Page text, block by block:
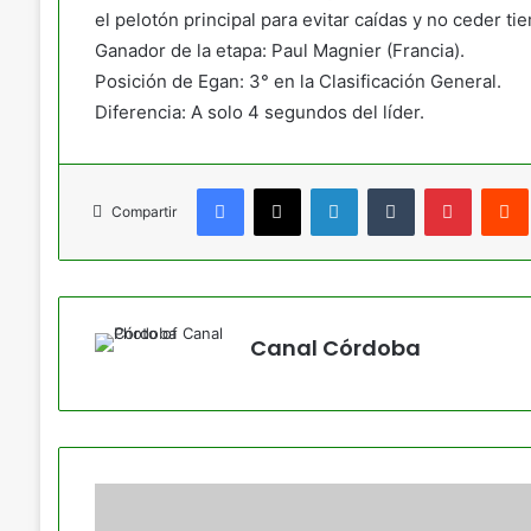
el pelotón principal para evitar caídas y no ceder
Ganador de la etapa: Paul Magnier (Francia).
Posición de Egan: 3° en la Clasificación General.
Diferencia: A solo 4 segundos del líder.
Compartir
Facebook
X LinkedInTumblr Pinterest
Canal Córdoba